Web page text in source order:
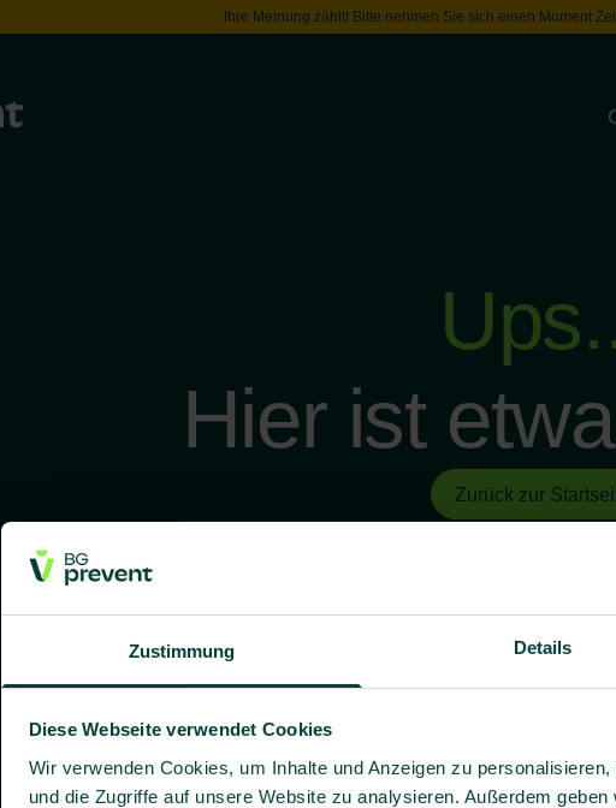
Zustimmung Details
Diese Webseite verwendet Cookies
Wir verwenden Cookies, um Inhalte und Anzeigen zu
und die Zugriffe auf unsere Website zu analysieren. Außerdem
Ihre Meinung zählt! Bitte nehmen Sie sich einen Moment
Hier ist
Zurück zur